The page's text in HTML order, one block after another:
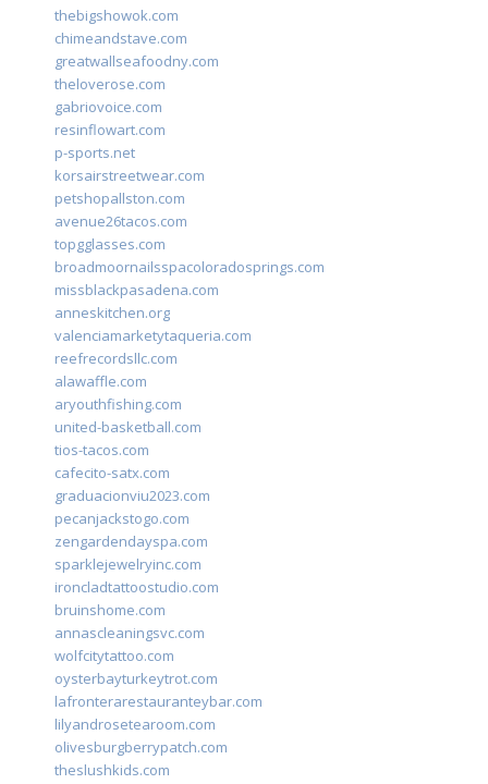
thebigshowok.com
chimeandstave.com
greatwallseafoodny.com
theloverose.com
gabriovoice.com
resinflowart.com
p-sports.net
korsairstreetwear.com
petshopallston.com
avenue26tacos.com
topgglasses.com
broadmoornailsspacoloradosprings.com
missblackpasadena.com
anneskitchen.org
valenciamarketytaqueria.com
reefrecordsllc.com
alawaffle.com
aryouthfishing.com
united-basketball.com
tios-tacos.com
cafecito-satx.com
graduacionviu2023.com
pecanjackstogo.com
zengardendayspa.com
sparklejewelryinc.com
ironcladtattoostudio.com
bruinshome.com
annascleaningsvc.com
wolfcitytattoo.com
oysterbayturkeytrot.com
lafronterarestauranteybar.com
lilyandrosetearoom.com
olivesburgberrypatch.com
theslushkids.com